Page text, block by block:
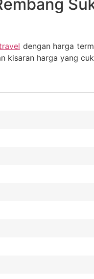
dengan harga
kisaran harga yang